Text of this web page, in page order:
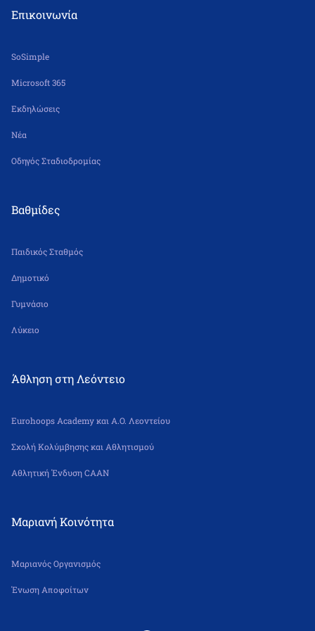
Επικοινωνία
SoSimple
Microsoft 365
Εκδηλώσεις
Νέα
Οδηγός Σταδιοδρομίας
Βαθμίδες
Παιδικός Σταθμός
Δημοτικό
Γυμνάσιο
Λύκειο
Άθληση στη Λεόντειο
Eurohoops Academy και Α.Ο. Λεοντείου
Σχολή Κολύμβησης και Αθλητισμού
Αθλητική Ένδυση CAAN
Μαριανή Κοινότητα
Μαριανός Οργανισμός
Ένωση Αποφοίτων